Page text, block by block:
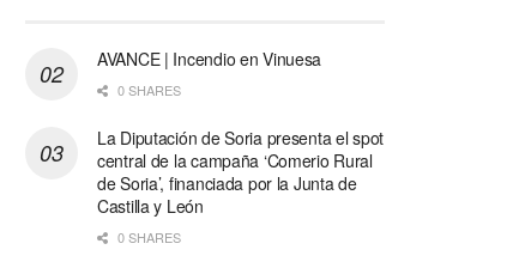
AVANCE | Incendio en Vinuesa
0 SHARES
La Diputación de Soria presenta el spot
central de la campaña ‘Comerio Rural
de Soria’, financiada por la Junta de
Castilla y León
0 SHARES